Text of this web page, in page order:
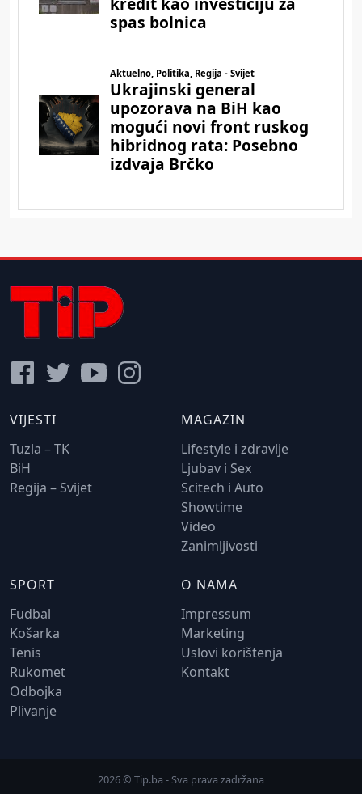
VIJESTI
Tuzla – TK
BiH
Regija – Svijet
MAGAZIN
Lifestyle i zdravlje
Ljubav i Sex
Scitech i Auto
Showtime
Video
Zanimljivosti
SPORT
Fudbal
Košarka
Tenis
Rukomet
Odbojka
Plivanje
O NAMA
Impressum
Marketing
Uslovi korištenja
Kontakt
2026 © Tip.ba - Sva prava zadržana